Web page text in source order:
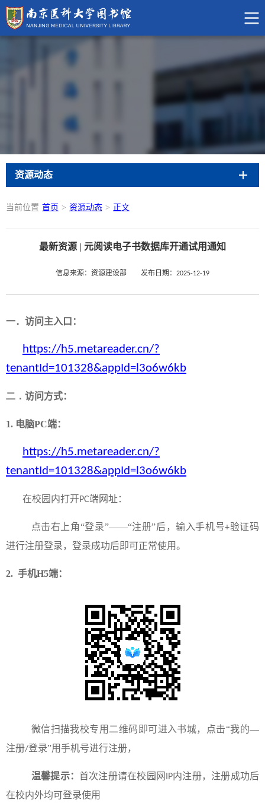
资源动态
当前位置 首页 > 资源动态 > 正文
最新资源 | 元阅读电子书数据库开通试用通知
信息来源：资源建设部 发布日期：2025-12-19
一．访问主入口：
https://h5.metareader.cn/?
tenantId=101328&appId=l3o6w6kb
二． 访问方式：
1. 电脑PC端：
https://h5.metareader.cn/?
tenantId=101328&appId=l3o6w6kb
在校园内打开PC端网址：
点击右上角“登录”——“注册”后，输入手机号+验证码
进行注册登录，登录成功后即可正常使用。
2. 手机H5端：
微信扫描我校专用二维码即可进入书城，点击“我的—
注册/登录”用手机号进行注册，
温馨提示： 首次注册请在校园网 IP内注册，注册成功后
在校内外均可登录使用